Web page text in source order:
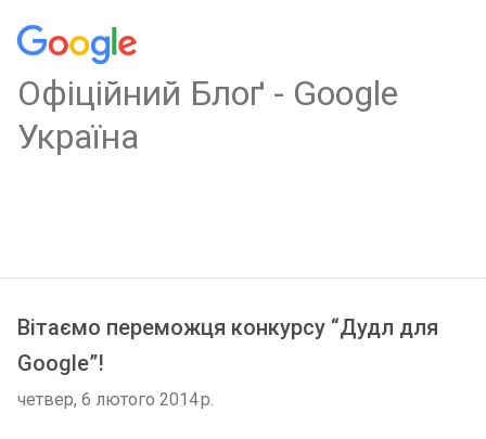
Oфіційний Блоґ - Google
Україна
Вітаємо переможця конкурсу “Дудл для
Google”!
четвер, 6 лютого 2014 р.